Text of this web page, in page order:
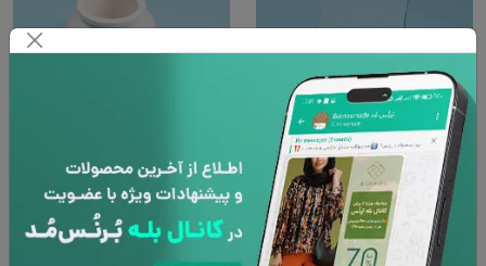
جاآیینه‌ای نیمه پرمین
۱۸۰,۰۰۰تومان
بانکه مراکشی پرمین
۲۱۰,۰۰۰تومان